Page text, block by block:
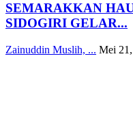
SEMARAKKAN
SIDOGIRI GELAR...
Zainuddin Muslih, ... Mei